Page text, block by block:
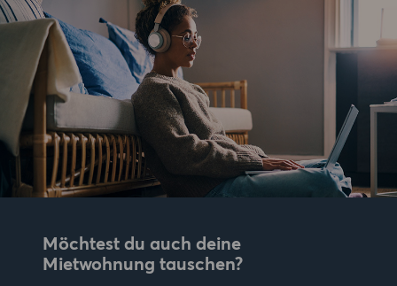
Möchtest du auch deine
Mietwohnung tauschen?